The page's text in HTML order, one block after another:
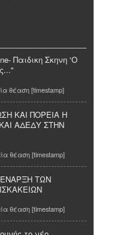
Παιδικη Σκηνη 'Ο
θέαση [timestamp]
ΚΑΙ ΠΟΡΕΙΑ Η
ΑΔΕΔΥ ΣΤΗΝ
θέαση [timestamp]
ΤΩΝ
θέαση [timestamp]